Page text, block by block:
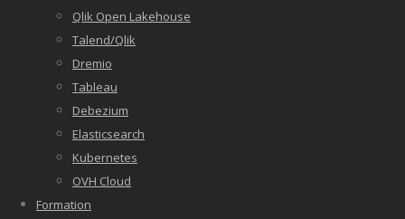
Qlik Open Lakehouse
Talend/Qlik
Dremio
Tableau
Debezium
Elasticsearch
Kubernetes
OVH Cloud
Formation